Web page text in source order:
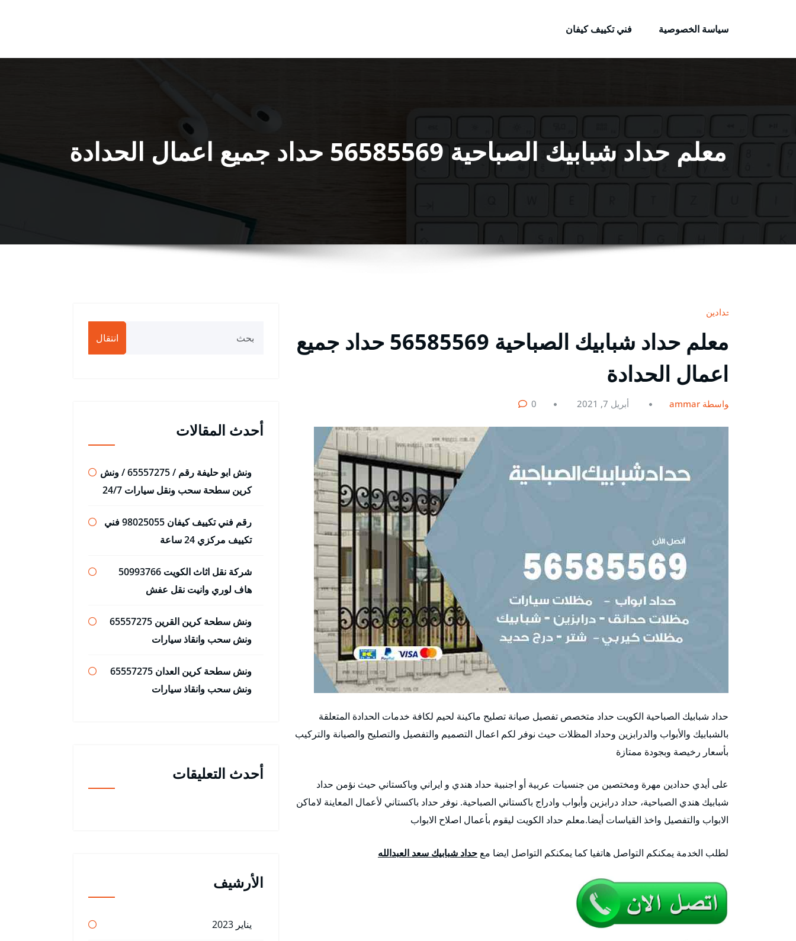
سياسة الخصوصية
فني تكييف كيفان
معلم حداد شبابيك الصباحية 56585569 حداد جميع اعمال الحدادة
حدادين
معلم حداد شبابيك الصباحية 56585569 حداد جميع
اعمال الحدادة
بواسطة ammar أبريل 7, 2021 0
حداد شبابيك الصباحية الكويت حداد متخصص تفصيل صيانة تصليح ماكينة لحيم لكافة خدمات الحدادة المتعلقة
بالشبابيك والأبواب والدرابزين وحداد المظلات حيث نوفر لكم اعمال التصميم والتفصيل والتصليح والصيانة والتركيب
بأسعار رخيصة وبجودة ممتازة
على أيدي حدادين مهرة ومختصين من جنسيات عربية أو اجنبية حداد هندي و ايراني وباكستاني حيث نؤمن حداد
شبابيك هندي الصباحية، حداد درابزين وأبواب وادراج باكستاني الصباحية. نوفر حداد باكستاني لأعمال المعاينة لاماكن
الابواب والتفصيل واخذ القياسات أيضا.معلم حداد الكويت ليقوم بأعمال اصلاح الابواب
لطلب الخدمة يمكنكم التواصل هاتفيا كما يمكنكم التواصل ايضا مع حداد شبابيك سعد العبدالله
انتقال
أحدث المقالات
ونش ابو حليفة رقم / 65557275 / ونش
كرين سطحة سحب ونقل سيارات 24/7
رقم فني تكييف كيفان 98025055 فني
تكييف مركزي 24 ساعة
شركة نقل اثاث الكويت 50993766
هاف لوري وانيت نقل عفش
ونش سطحة كرين القرين 65557275
ونش سحب وانقاذ سيارات
ونش سطحة كرين العدان 65557275
ونش سحب وانقاذ سيارات
أحدث التعليقات
الأرشيف
يناير 2023